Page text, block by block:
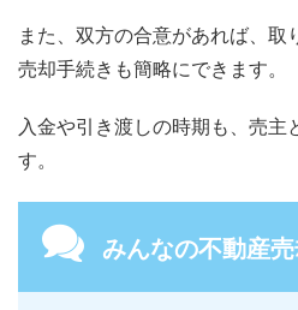
また、双方の合意があれば、取
売却手続きも簡略にできます。
入金や引き渡しの時期も、売主
す。
みんなの不動産